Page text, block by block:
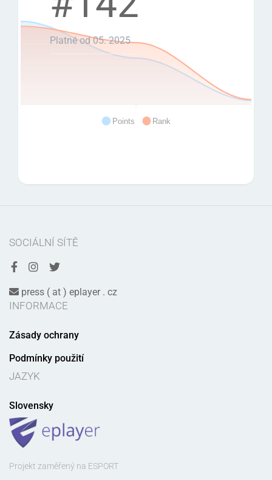
Points
Platné od 05. 2025
SOCIÁLNÍ SÍTĚ
press ( at ) eplayer . cz
INFORMACE
Zásady ochrany
Podmínky použití
JAZYK
Slovensky
Projekt zaměřený na ESPORT